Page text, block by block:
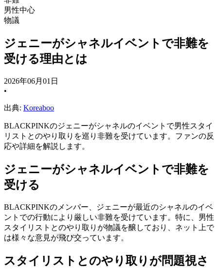
男性中心
物議
ジェニーがシャネルイベントで非難を
受ける理由とは
2026年06月01日
•
出典: Koreaboo
BLACKPINKのジェニーがシャネルのイベントで男性スタイ
リストとのやり取りを巡り非難を受けています。ファンの反
応や詳細を解説します。
ジェニーがシャネルイベントで非難を
受ける
BLACKPINKのメンバー、ジェニーが最近のシャネルのイベ
ントでの行動により厳しい非難を受けています。特に、男性
スタイリストとのやり取りが物議を醸しており、ネット上で
は様々な意見が飛び交っています。
スタイリストとのやり取りが問題視さ